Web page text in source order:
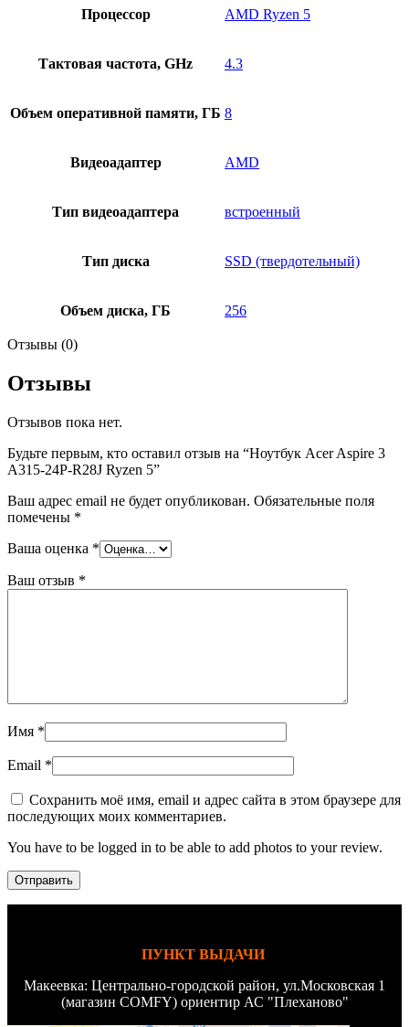
Процессор AMD Ryzen 5
Тактовая частота, GHz 4.3
Объем оперативной памяти, ГБ 8
Видеоадаптер AMD
Тип видеоадаптера встроенный
Тип диска SSD (твердотельный)
Объем диска, ГБ 256
Отзывы (0)
Отзывы
Отзывов пока нет.
Будьте первым, кто оставил отзыв на “Ноутбук Acer Aspire 3
A315-24P-R28J Ryzen 5”
Ваш адрес email не будет опубликован. Обязательные поля
помечены *
Ваша оценка *
Ваш отзыв *
Имя *
Email *
Сохранить моё имя, email и адрес сайта в этом браузере для
последующих моих комментариев.
You have to be logged in to be able to add photos to your review.
ПУНКТ ВЫДАЧИ
Макеевка: Центрально-городской район, ул.Московская 1
(магазин COMFY) ориентир АС "Плеханово"